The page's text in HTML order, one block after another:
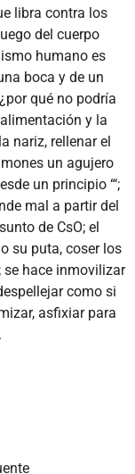
libra contra los
del cuerpo
humano es
boca y de un
qué no podría
y la
nariz, rellenar el
un agujero
un principio “‘;
mal a partir del
de CsO; el
su puta, coser los
se hace inmovilizar
como si
asfixiar para